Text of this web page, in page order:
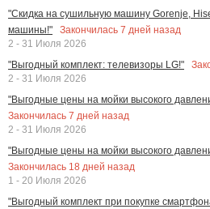
"Скидка на сушильную машину Gorenje,
машины!"
Закончилась 7 дней назад
2 - 31 Июля 2026
"Выгодный комплект: телевизоры LG!"
2 - 31 Июля 2026
"Выгодные цены на мойки высокого
Закончилась 7 дней назад
2 - 31 Июля 2026
"Выгодные цены на мойки высокого
Закончилась 18 дней назад
1 - 20 Июля 2026
"Выгодный комплект при покупке